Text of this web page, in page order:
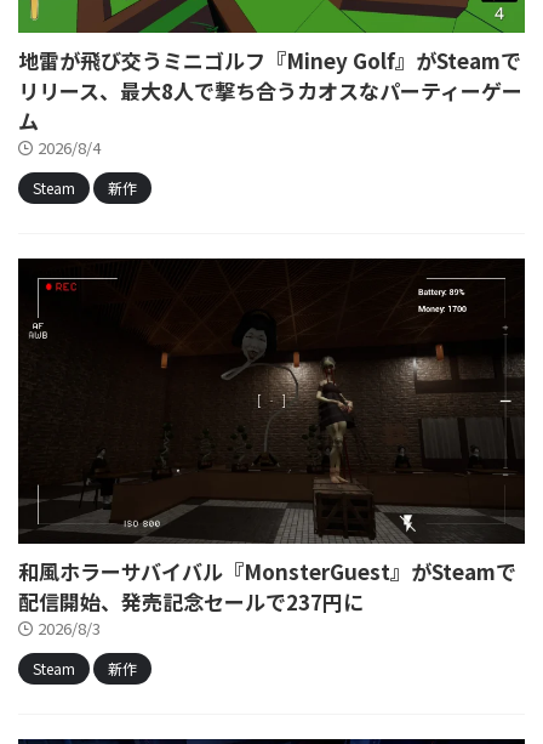
地雷が飛び交うミニゴルフ『Miney Golf』がSteamで
リリース、最大8人で撃ち合うカオスなパーティーゲー
ム
2026/8/4
Steam 新作
和風ホラーサバイバル『MonsterGuest』がSteamで
配信開始、発売記念セールで237円に
2026/8/3
Steam 新作